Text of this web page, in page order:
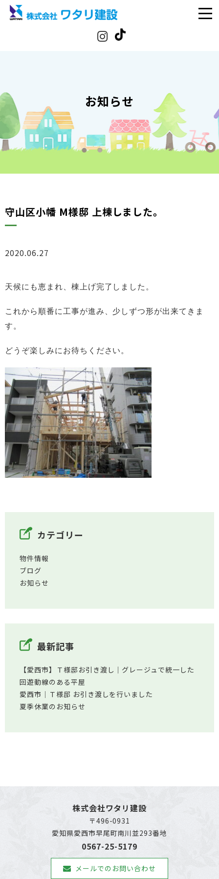
お知らせ
守山区小幡 M様邸 上棟しました。
2020.06.27
天候にも恵まれ、棟上げ完了しました。
これから順番に工事が進み、少しずつ形が出来てきま
す。
どうぞ楽しみにお待ちください。
カテゴリー
物件情報
ブログ
お知らせ
最新記事
【愛西市】Ｔ様邸お引き渡し｜グレージュで統一した
回遊動線のある平屋
愛西市│Ｔ様邸 お引き渡しを行いました
夏季休業のお知らせ
株式会社ワタリ建設
〒496-0931
愛知県愛西市早尾町南川並293番地
0567-25-5179
メールでのお問い合わせ